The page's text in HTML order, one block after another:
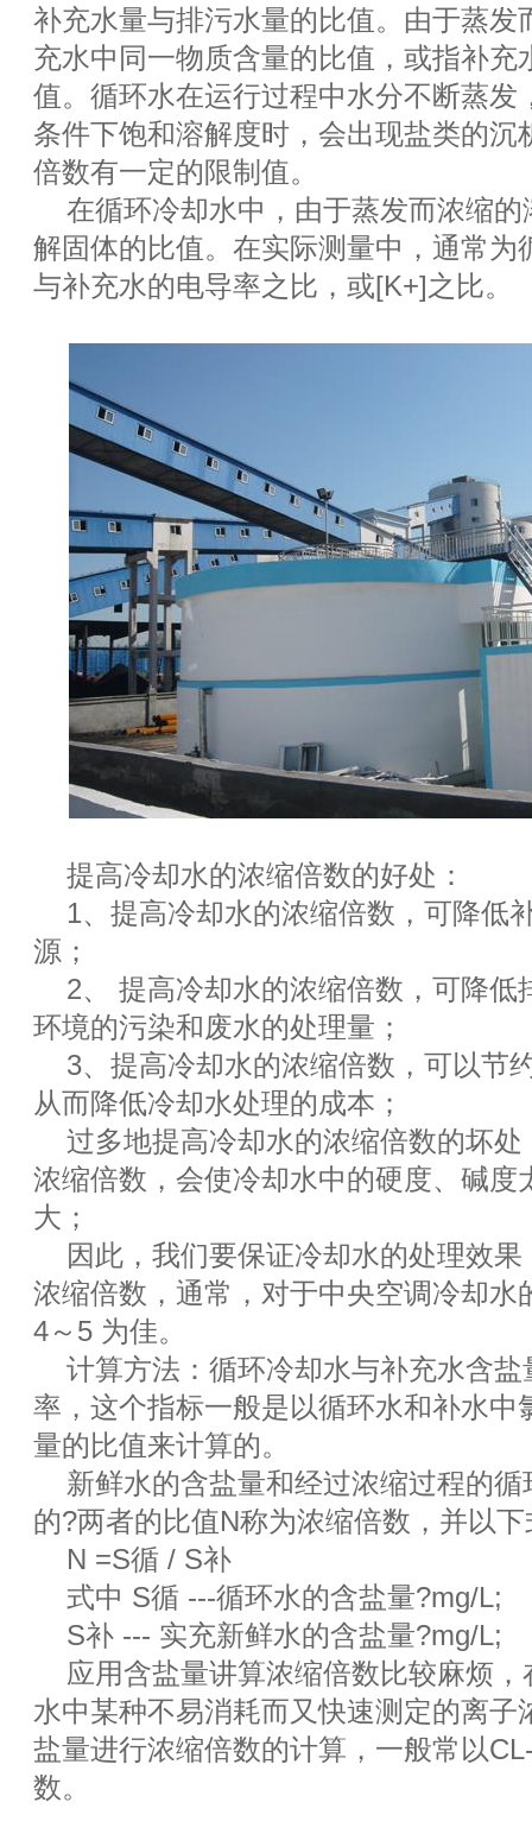
补充水量与排污水量的比值。由于蒸发
充水中同一物质含量的比值，或指补充
值。循环水在运行过程中水分不断蒸发
条件下饱和溶解度时，会出现盐类的沉
倍数有一定的限制值。
在循环冷却水中，由于蒸发而浓缩
解固体的比值。在实际测量中，通常为
与补充水的电导率之比，或[K+]之比。
提高冷却水的浓缩倍数的好处：
1、提高冷却水的浓缩倍数，可降低
源；
2、 提高冷却水的浓缩倍数，可降低
环境的污染和废水的处理量；
3、提高冷却水的浓缩倍数，可以节
从而降低冷却水处理的成本；
过多地提高冷却水的浓缩倍数的坏
浓缩倍数，会使冷却水中的硬度、碱度
大；
因此，我们要保证冷却水的处理效
浓缩倍数，通常，对于中央空调冷却水
4～5 为佳。
计算方法：循环冷却水与补充水含
率，这个指标一般是以循环水和补水中
量的比值来计算的。
新鲜水的含盐量和经过浓缩过程的
的?两者的比值N称为浓缩倍数，并以
N =S循 / S补
式中 S循 ---循环水的含盐量?mg/L;
S补 --- 实充新鲜水的含盐量?mg/L;
应用含盐量讲算浓缩倍数比较麻烦
水中某种不易消耗而又快速测定的离子
盐量进行浓缩倍数的计算，一般常以
数。